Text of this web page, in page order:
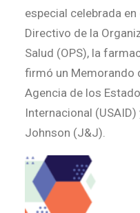
especial celebrada
Directivo de la
Salud (OPS), la
firmó un Memorando
Agencia de los
Internacional
Johnson (J&J).